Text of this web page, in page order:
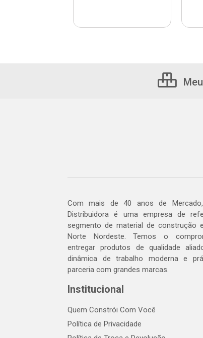
Com mais de 40 anos de
Distribuidora é uma empresa de
segmento de material de construção
Norte Nordeste. Temos o
entregar produtos de qualidade
dinâmica de trabalho moderna e
parceria com grandes marcas.
Institucional
Quem Constrói Com Você
Política de Privacidade